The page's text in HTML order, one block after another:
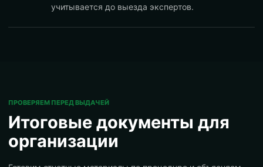
учитывается до выезда экспертов.
ПРОВЕРЯЕМ ПЕРЕД ВЫДАЧЕЙ
Итоговые документы для
организации